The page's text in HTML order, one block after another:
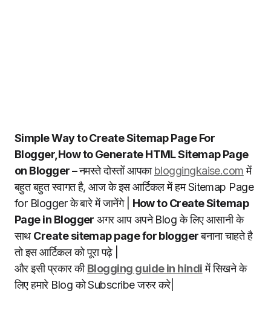
Simple Way to Create Sitemap Page For
Blogger,How to Generate HTML Sitemap Page
on Blogger –नमस्ते दोस्तों आपकाbloggingkaise.comमें
बहुत बहुत स्वागत है, आज के इस आर्टिकल में हम Sitemap Page
for Blogger के बारे में जानेंगे | How to Create Sitemap
Page in Blogger अगर आप अपने Blog के लिए आसानी के
साथ Create sitemap page for bloggerबनाना चाहते है
तो इस आर्टिकल को पूरा पढ़े |
और इसी प्रकार कीBlogging guide in hindiमें सिखने के
लिए हमारे Blog को Subscribe जरुर करे|